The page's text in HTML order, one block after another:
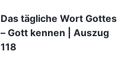
Das tägliche Wort Gottes
– Gott kennen | Auszug
118